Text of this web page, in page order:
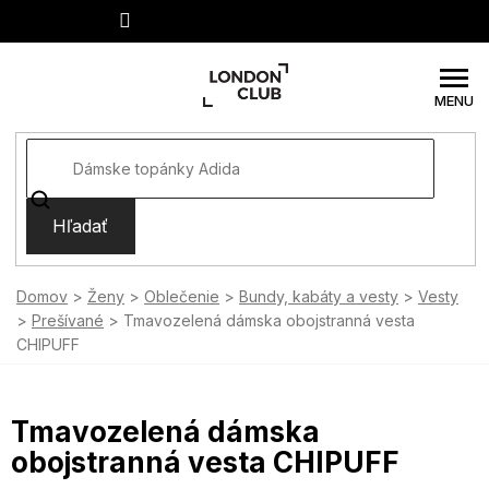
Hľadať
Domov Ženy Oblečenie Bundy, kabáty a vesty
Vesty
Prešívané
Tmavozelená dámska obojstranná vesta
CHIPUFF
Tmavozelená dámska
obojstranná vesta CHIPUFF